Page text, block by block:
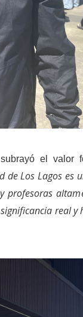
subrayó el valor
de Los Lagos es
real y